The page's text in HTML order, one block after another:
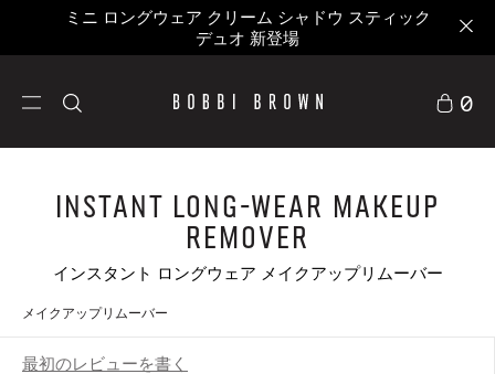
ミニ ロングウェア クリーム シャドウ スティック
デュオ 新登場
0
Instant Long-Wear Makeup
Remover
インスタント ロングウェア メイクアップリムーバー
メイクアップリムーバー
最初のレビューを書く